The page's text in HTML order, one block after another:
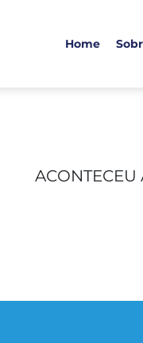
Home
ACONTECEU